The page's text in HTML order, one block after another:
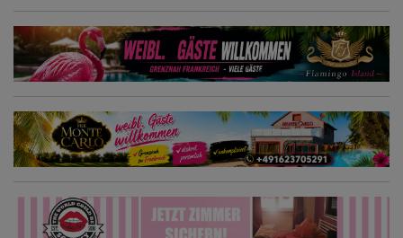
zwischen 18 und 40 Jahren alt bist, zuverlässig, attraktiv und Spaß
an der Massage hast, dann freuen wir uns auf Deine Nachricht.
Auch Anfängerinnen oder Quereinsteigerinnen ohne Erfahrung sind
bei uns jederzeit willkommen. Wir arbeiten Dich in jeden Fall in unser
Massagekonzept ein und du wirst Dich bei uns in vielerlei Hinsicht
wohlfühlen! :-) Wenn ihr bei uns arbeitet, können wir euch eine
Wohnung für privates wohnen zur Verfügung stellen! Direkt in der
City, alle Einkaufsmöglichkeiten vorhanden! Wir freuen uns darauf
Dich kennen zu lernen.